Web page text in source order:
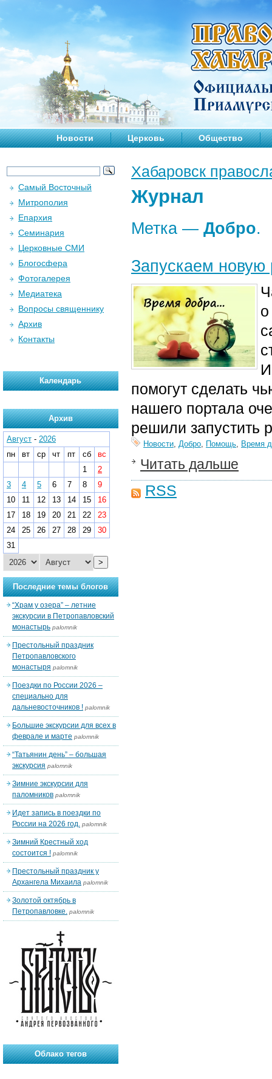
Новости Церковь Общество
Хабаровск
Журнал
Метка — Добро.
Запускаем
помогут сделать
нашего портала
решили запустить
Новости, Добро, Помощь, Время
Читать дальше
RSS
Самый Восточный
Митрополия
Епархия
Семинария
Церковные СМИ
Блогосфера
Фотогалерея
Медиатека
Вопросы священнику
Архив
Контакты
Календарь
Архив
Август - 2026
пн
вт ср чт пт сб
вс
1
2
3
4 5 6 7 8
9
10
11 12 13 14 15
16
17
18 19 20 21 22
23
24
25 26 27 28 29
30
31
>
Последние темы блогов
“Храм у озера” – летние
экскурсии в Петропавловский
монастырь palomnik
Престольный праздник
Петропавловского
монастыря palomnik
Поездки по России 2026 –
специально для
дальневосточников ! palomnik
Большие экскурсии для всех в
феврале и марте palomnik
“Татьянин день” – большая
экскурсия palomnik
Зимние экскурсии для
паломников palomnik
Идет запись в поездки по
России на 2026 год. palomnik
Зимний Крестный ход
состоится ! palomnik
Престольный праздник у
Архангела Михаила palomnik
Золотой октябрь в
Петропавловке. palomnik
Облако тегов